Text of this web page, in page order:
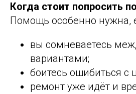
Когда стоит попросить
Помощь особенно нужна,
вы сомневаетесь
вариантами;
боитесь ошибиться с
ремонт уже идёт и